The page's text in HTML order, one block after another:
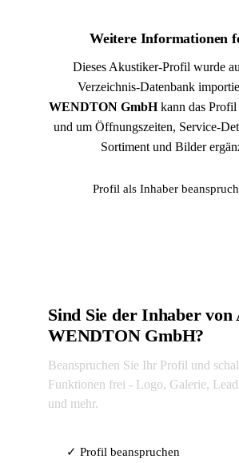
Weitere Informationen
Dieses Akustiker-Profil wurde
Verzeichnis-Datenbank
WENDTON GmbHkann das Profil
und um Öffnungszeiten, Service-
Sortiment und Bilder
Profil als Inhaber
Sind Sie der Inhaber
WENDTON GmbH?
Beanspruchen Sie Ihr Profil und
Funktionen frei - Logo, Galerie,
und mehr.
✓ Profil beanspruchen